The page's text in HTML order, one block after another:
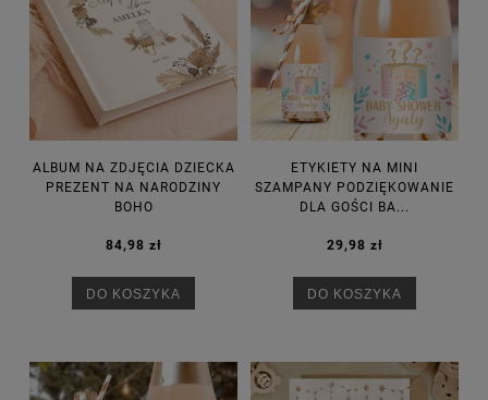
ALBUM NA ZDJĘCIA DZIECKA
PREZENT NA NARODZINY
BOHO
84,98 zł
DO KOSZYKA
ETYKIETY NA MINI
SZAMPANY PODZIĘKOWANIE
DLA GOŚCI BA...
29,98 zł
DO KOSZYKA